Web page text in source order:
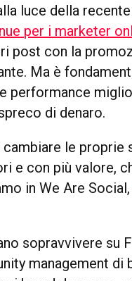
luce della
per i marketer
post con la
Ma è
performance
di denaro.
le
e con più valore,
in We Are Social,
sopravvivere su
management di